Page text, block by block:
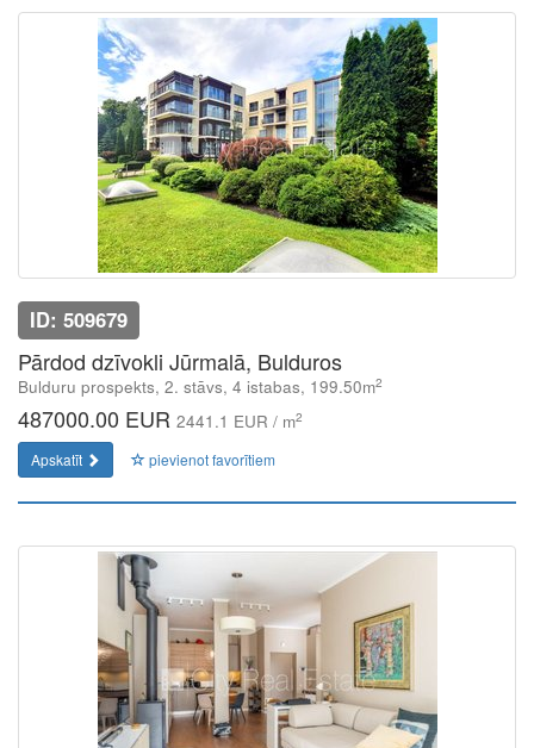
ID: 509679
Pārdod dzīvokli Jūrmalā, Bulduros
Bulduru prospekts, 2. stāvs, 4 istabas, 199.50m2
487000.00 EUR 2441.1 EUR / m2
Apskatīt pievienot favorītiem